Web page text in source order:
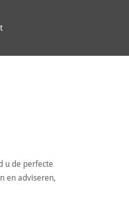
u de perfecte
en adviseren,